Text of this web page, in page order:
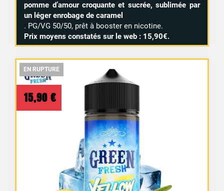
pomme d’amour croquante et sucrée, sublimée par
un léger enrobage de caramel
. PG/VG 50/50, prêt à booster en nicotine.
Prix moyens constatés sur le web : 15,90€.
EN RUPTURE
EN RUPTURE
15,90 €
EN RUPTURE